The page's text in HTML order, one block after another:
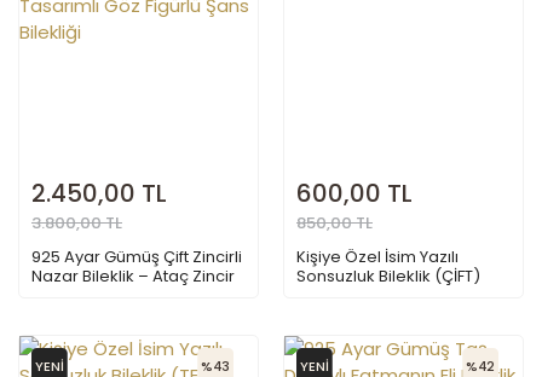
2.450,00 TL
3.800,00 TL
925 Ayar Gümüş Çift Zincirli
Nazar Bileklik – Ataç Zincir
600,00 TL
850,00 TL
Kişiye Özel İsim Yazılı
Sonsuzluk Bileklik (ÇİFT)
YENİ %43 YENİ %42